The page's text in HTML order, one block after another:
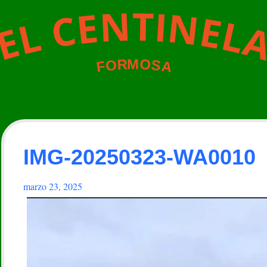
L CENTINELA
FORMOSA
IMG-20250323-WA0010
marzo 23, 2025